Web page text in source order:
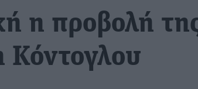
η προβολή
Κόντογλου